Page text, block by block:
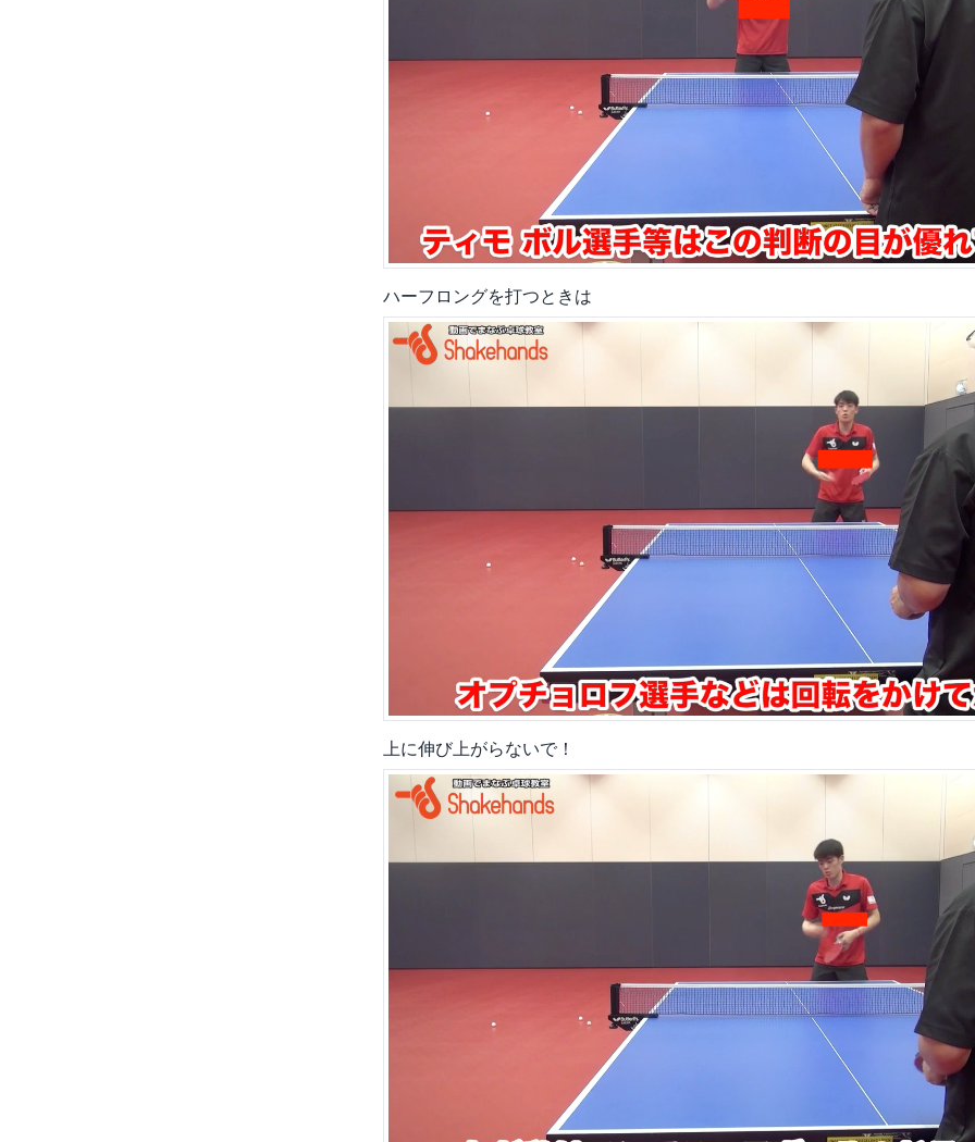
ハーフロングを打つときは
上に伸び上がらないで！